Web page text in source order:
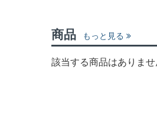
商品 もっと見る
該当する商品はありませ